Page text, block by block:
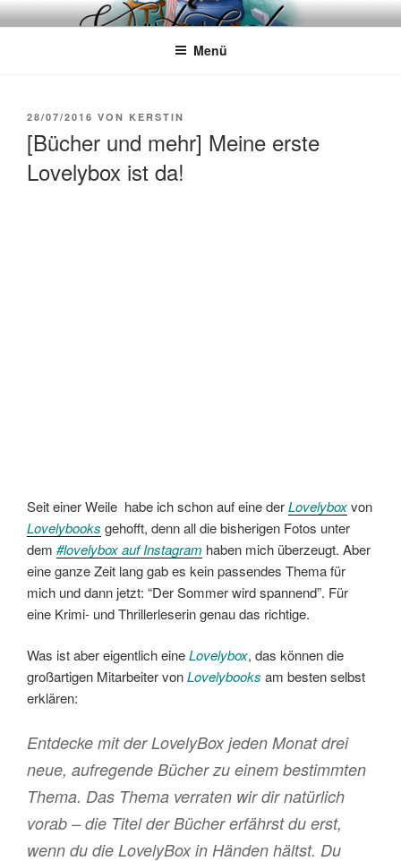
Zum
InhaltWÖRTERKATZE
Von Büchern erzählen
Menü
VERÖFFENTLICHT
28/07/2016 VON KERSTIN
[Bücher und mehr] Meine erste
Lovelybox ist da!
Seit einer Weile habe ich schon auf eine derLovelyboxvon
Lovelybooks gehofft, denn all die bisherigen Fotos unter
dem #lovelybox auf Instagram haben mich überzeugt. Aber
eine ganze Zeit lang gab es kein passendes Thema für
mich und dann jetzt: “Der Sommer wird spannend”. Für
eine Krimi- und Thrillerleserin genau das richtige.
Was ist aber eigentlich eineLovelybox, das können die
großartigen Mitarbeiter vonLovelybooks am besten selbst
erklären:
Entdecke mit der LovelyBox jeden Monat drei
neue, aufregende Bücher zu einem bestimmten
Thema. Das Thema verraten wir dir natürlich
vorab – die Titel der Bücher erfährst du erst,
wenn du die LovelyBox in Händen hältst. Du